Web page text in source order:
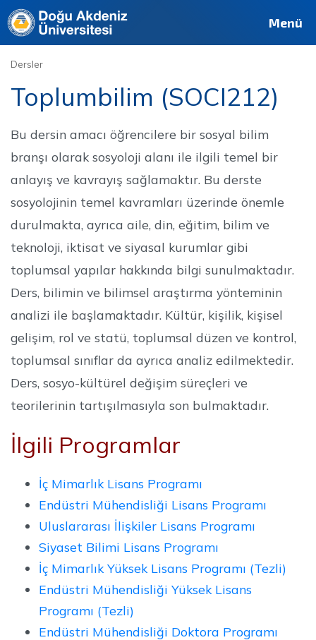
Site Personel
Deutsch Français Menü
Dersler
Toplumbilim (SOCI212)
Bu dersin amacı öğrencilere bir sosyal bilim
branşı olarak sosyoloji alanı ile ilgili temel bir
anlayış ve kavrayış sağlamaktır. Bu derste
sosyolojinin temel kavramları üzerinde önemle
durulmakta, ayrıca aile, din, eğitim, bilim ve
teknoloji, iktisat ve siyasal kurumlar gibi
toplumsal yapılar hakkında bilgi sunulmaktadır.
Ders, bilimin ve bilimsel araştırma yönteminin
analizi ile başlamaktadır. Kültür, kişilik, kişisel
gelişim, rol ve statü, toplumsal düzen ve kontrol,
toplumsal sınıflar da ayrıca analiz edilmektedir.
Ders, sosyo-kültürel değişim süreçleri ve
teorilerinin tartışılmasıyla son bulmaktadır.
İlgili Programlar
İç Mimarlık Lisans Programı
Endüstri Mühendisliği Lisans Programı
Uluslararası İlişkiler Lisans Programı
Siyaset Bilimi Lisans Programı
İç Mimarlık Yüksek Lisans Programı (Tezli)
Endüstri Mühendisliği Yüksek Lisans
Programı (Tezli)
Endüstri Mühendisliği Doktora Programı